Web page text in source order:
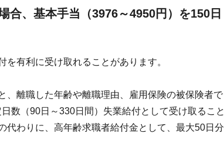
合、基本手当（3976～4950円）を150日
有利に受け取れることがあります。
、離職した年齢や離職理由、雇用保険の被保険者で
数（90日～330日間）失業給付として受け取ること
代わりに、高年齢求職者給付金として、最大50日分